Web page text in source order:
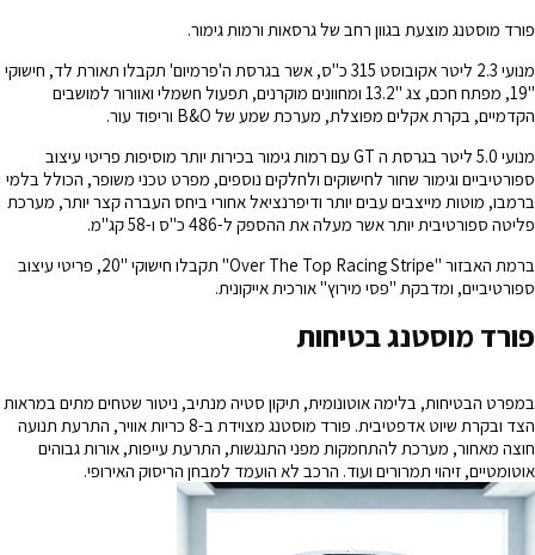
פורד מוסטנג מוצעת בגוון רחב של גרסאות ורמות גימור.
מנועי 2.3 ליטר אקובוסט 315 כ"ס, אשר בגרסת ה'פרמיום' תקבלו תאורת לד, חישוקי
"19, מפתח חכם, צג "13.2 ומחוונים מוקרנים, תפעול חשמלי ואוורור למושבים
הקדמיים, בקרת אקלים מפוצלת, מערכת שמע של B&O וריפוד עור.
מנועי 5.0 ליטר בגרסת ה GT עם רמות גימור בכירות יותר מוסיפות פריטי עיצוב
ספורטיביים וגימור שחור לחישוקים ולחלקים נוספים, מפרט טכני משופר, הכולל בלמי
ברמבו, מוטות מייצבים עבים יותר ודיפרנציאל אחורי ביחס העברה קצר יותר, מערכת
פליטה ספורטיבית יותר אשר מעלה את ההספק ל-486 כ"ס ו-58 קג"מ.
ברמת האבזור "Over The Top Racing Stripe" תקבלו חישוקי "20, פריטי עיצוב
ספורטיביים, ומדבקת "פסי מירוץ" אורכית אייקונית.
פורד מוסטנג בטיחות
במפרט הבטיחות, בלימה אוטונומית, תיקון סטיה מנתיב, ניטור שטחים מתים במראות
הצד ובקרת שיוט אדפטיבית. פורד מוסטנג מצוידת ב-8 כריות אוויר, התרעת תנועה
חוצה מאחור, מערכת להתחמקות מפני התנגשות, התרעת עייפות, אורות גבוהים
אוטומטיים, זיהוי תמרורים ועוד. הרכב לא הועמד למבחן הריסוק האירופי.